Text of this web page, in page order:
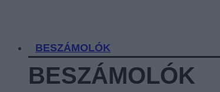
BESZÁMOLÓK
BESZÁMOLÓK